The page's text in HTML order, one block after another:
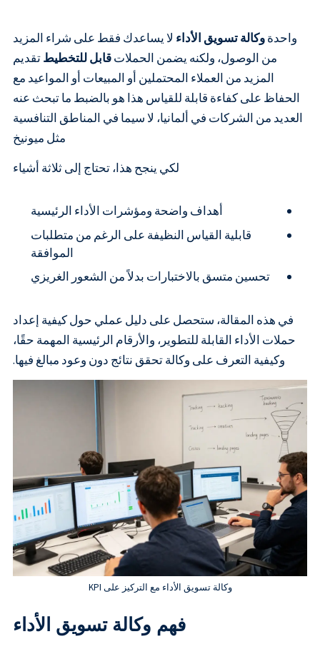
واحدةوكالة تسويق الأداء لا يساعدك فقط على شراء المزيد
من الوصول، ولكنه يضمن الحملاتقابل للتخطيطتقديم
المزيد من العملاء المحتملين أو المبيعات أو المواعيد مع
الحفاظ على كفاءة قابلة للقياس هذا هو بالضبط ما تبحث عنه
العديد من الشركات في ألمانيا، لا سيما في المناطق التنافسية
مثل ميونيخ
لكي ينجح هذا، تحتاج إلى ثلاثة أشياء
أهداف واضحة ومؤشرات الأداء الرئيسية
قابلية القياس النظيفة على الرغم من متطلبات
الموافقة
تحسين متسق بالاختبارات بدلاً من الشعور الغريزي
في هذه المقالة، ستحصل على دليل عملي حول كيفية إعداد
حملات الأداء القابلة للتطوير، والأرقام الرئيسية المهمة حقًا،
وكيفية التعرف على وكالة تحقق نتائج دون وعود مبالغ فيها.
وكالة تسويق الأداء مع التركيز على KPI
فهم وكالة تسويق الأداء